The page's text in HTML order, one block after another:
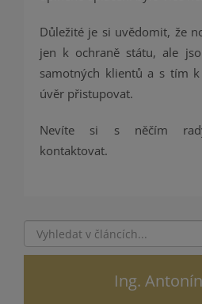
Důležité je si uvědomit, že
jen k ochraně státu, ale
samotných klientů a s tím
úvěr přistupovat.
Nevíte si s něčím
kontaktovat.
Ing.